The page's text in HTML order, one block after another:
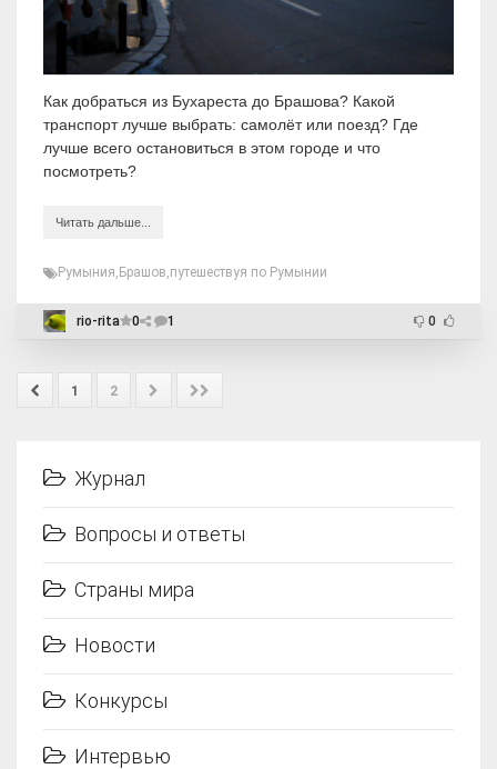
Как добраться из Бухареста до Брашова? Какой
транспорт лучше выбрать: самолёт или поезд? Где
лучше всего остановиться в этом городе и что
посмотреть?
Читать дальше...
Румыния Брашов путешествуя по Румынии
rio-rita 0 1 0
1 2
Журнал
Вопросы и ответы
Страны мира
Новости
Конкурсы
Интервью